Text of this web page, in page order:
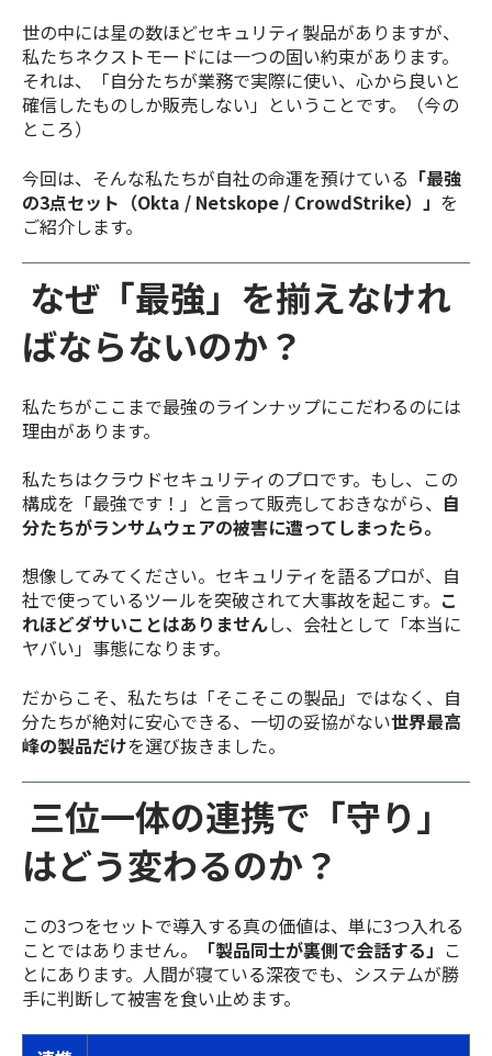
世の中には星の数ほどセキュリティ製品がありますが、
私たちネクストモードには一つの固い約束があります。
それは、「自分たちが業務で実際に使い、心から良いと
確信したものしか販売しない」ということです。（今の
ところ）
今回は、そんな私たちが自社の命運を預けている 「最強
の3点セット（Okta / Netskope / CrowdStrike）」 を
ご紹介します。
なぜ「最強」を揃えなけれ
ばならないのか？
私たちがここまで最強のラインナップにこだわるのには
理由があります。
私たちはクラウドセキュリティのプロです。もし、この
構成を「最強です！」と言って販売しておきながら、 自
分たちがランサムウェアの被害に遭ってしまったら。
想像してみてください。セキュリティを語るプロが、自
社で使っているツールを突破されて大事故を起こす。 こ
れほどダサいことはありませんし、会社として「本当に
ヤバい」事態になります。
だからこそ、私たちは「そこそこの製品」ではなく、自
分たちが絶対に安心できる、一切の妥協がない世界最高
峰の製品だけを選び抜きました。
三位一体の連携で「守り」
はどう変わるのか？
この3つをセットで導入する真の価値は、単に3つ入れる
ことではありません。
「製品同士が裏側で会話する」 こ
とにあります。人間が寝ている深夜でも、システムが勝
手に判断して被害を食い止めます。